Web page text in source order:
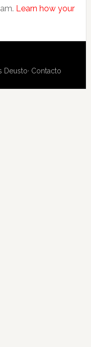
Learn how your
Deusto· Contacto